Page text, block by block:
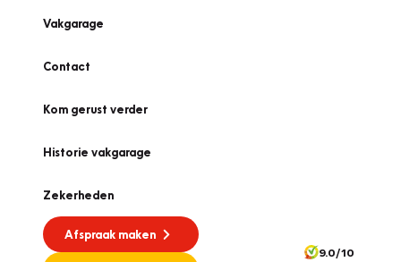
Vakgarage
Contact
Kom gerust verder
Historie vakgarage
Zekerheden
Afspraak maken
9.0/10